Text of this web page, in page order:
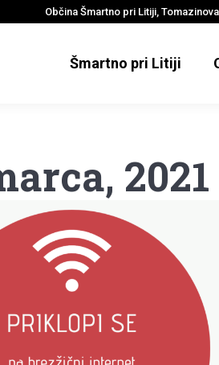
Občina Šmartno pri Litiji,
Šmartno pri Litiji
2021